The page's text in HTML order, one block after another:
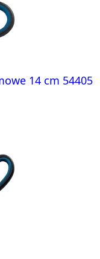
14 cm 54405